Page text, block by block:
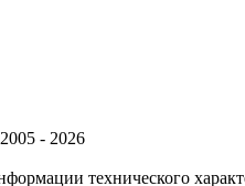
- 2026
технического